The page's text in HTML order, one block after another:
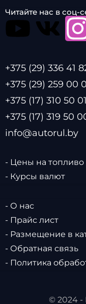
Читайте нас в соц-
+375 (29) 336 41
+375 (29) 259 00
+375 (17) 310 50 01
+375 (17) 319 50
info@autorul.by
- Цены на топливо
- Курсы валют
- О нас
- Прайс лист
- Размещение в
- Обратная связь
- Политика
© 2024